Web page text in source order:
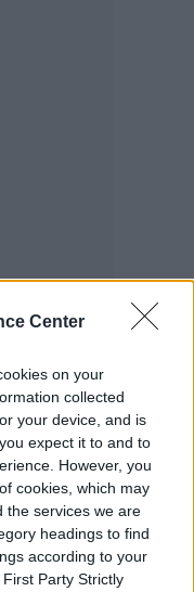
Center
on your
collected
your device, and is
expect it to and to
However, you
cookies, which may
the services we are
headings to find
according to your
Party Strictly
todas las
y tecnología
hermoso por